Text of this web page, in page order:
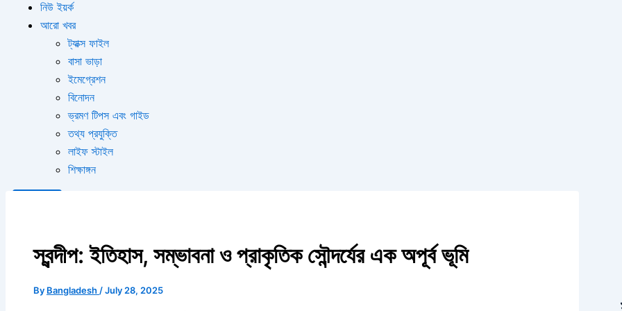
নিউ ইয়র্ক
আরো খবর
ট্যাক্স ফাইল
বাসা ভাড়া
ইমেগ্রেশন
বিনোদন
ভ্রমণ টিপস এবং গাইড
তথ্য প্রযুক্তি
লাইফ স্টাইল
শিক্ষাঙ্গন
স্বন্দীপ: ইতিহাস, সম্ভাবনা ও প্রাকৃতিক সৌন্দর্যের এক অপূর্ব ভূমি
By Bangladesh /July 28, 2025